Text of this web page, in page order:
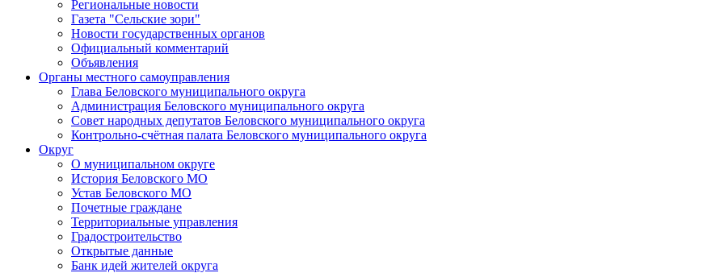
Региональные новости
Газета "Сельские зори"
Новости государственных органов
Официальный комментарий
Объявления
Органы местного самоуправления
Глава Беловского муниципального округа
Администрация Беловского муниципального округа
Совет народных депутатов Беловского муниципального округа
Контрольно-счётная палата Беловского муниципального округа
Округ
О муниципальном округе
История Беловского МО
Устав Беловского МО
Почетные граждане
Территориальные управления
Градостроительство
Открытые данные
Банк идей жителей округа